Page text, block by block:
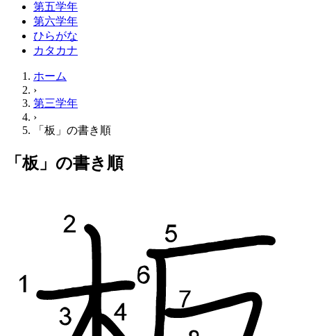
第五学年
第六学年
ひらがな
カタカナ
ホーム
›
第三学年
›
「板」の書き順
「板」の書き順